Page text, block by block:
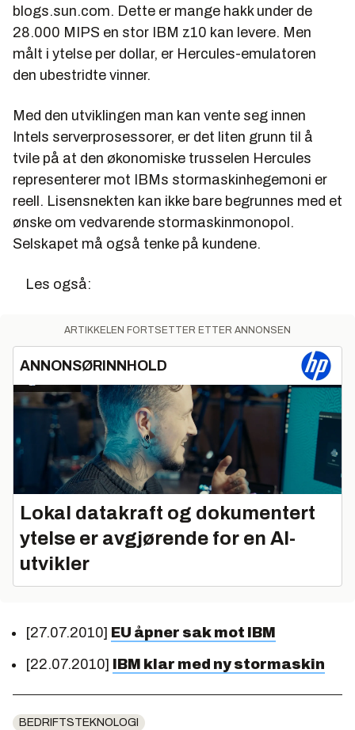
blogs.sun.com. Dette er mange hakk under de
28.000 MIPS en stor IBM z10 kan levere. Men
målt i ytelse per dollar, er Hercules-emulatoren
den ubestridte vinner.
Med den utviklingen man kan vente seg innen
Intels serverprosessorer, er det liten grunn til å
tvile på at den økonomiske trusselen Hercules
representerer mot IBMs stormaskinhegemoni er
reell. Lisensnekten kan ikke bare begrunnes med et
ønske om vedvarende stormaskinmonopol.
Selskapet må også tenke på kundene.
Les også:
ARTIKKELEN FORTSETTER ETTER ANNONSEN
ANNONSØRINNHOLD
Lokal datakraft og dokumentert
ytelse er avgjørende for en AI-
utvikler
[27.07.2010] EU åpner sak mot IBM
[22.07.2010] IBM klar med ny stormaskin
BEDRIFTSTEKNOLOGI